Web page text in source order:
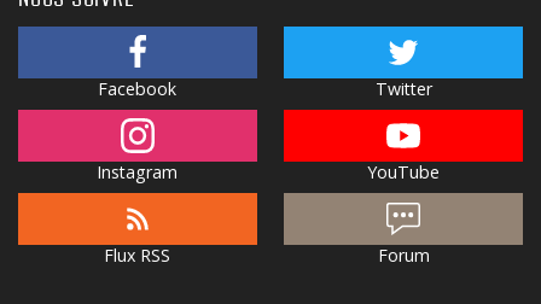
Facebook Twitter
Instagram YouTube
Flux RSS Forum